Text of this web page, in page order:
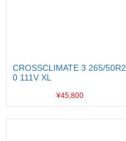
CROSSCLIMATE 3 265/50R2
0 111V XL
¥45,800